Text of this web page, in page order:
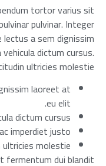
tortor varius sit
pulvinar. Integer
a sem dignissim
dictum cursus.
ultricies molestie.
laoreet at
eu elit.
dictum cursus.
imperdiet justo.
molestie.
fermentum dui blandit